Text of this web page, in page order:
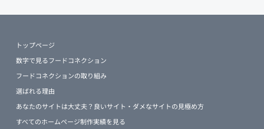
トップページ
数字で見るフードコネクション
フードコネクションの取り組み
選ばれる理由
あなたのサイトは大丈夫？良いサイト・ダメなサイトの見極め方
すべてのホームページ制作実績を見る